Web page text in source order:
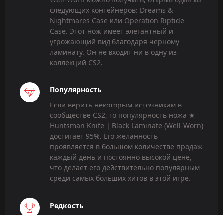
следующих контейнеров: Dreams &
Nightmares Case или Operation Riptide
Case. Этот нож имеет элегантный и
угрожающий вид благодаря черному
ламинату. Он не входит ни в одну из
коллекций CS2.
Популярность
Если верить некоторым источникам в
сообществе CS2, то популярность ножа ★
Huntsman Knife | Black Laminate (Well-Worn)
достигает 95%. Его желанность
проявляется в большом количестве продаж
каждый день и постоянно высокой цене,
что делает его действительно популярным
среди самых больших хитов в этой игре.
Редкость